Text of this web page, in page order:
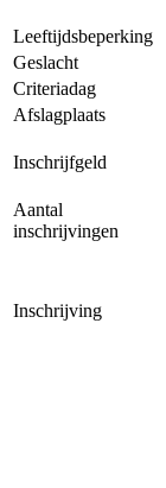
Leeftijdsbeperking
Geslacht
Criteriadag
Afslagplaats
Inschrijfgeld
Aantal
inschrijvingen
Inschrijving